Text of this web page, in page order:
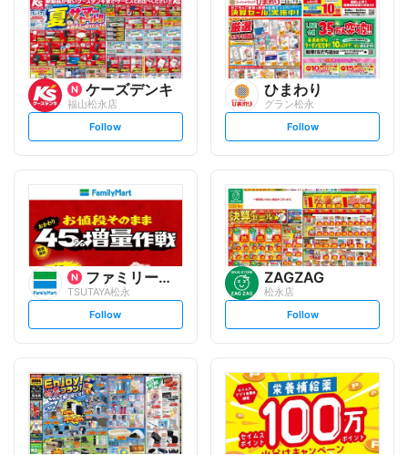
ケーズデンキ
福山松永店
s
t
o
Follow
ひまわり
グラン松永
s
t
o
Follow
ファミリーマート
TSUTAYA松永
s
t
l
o
w
Follow
ZAGZAG
松永店
s
t
l
o
w
Follow